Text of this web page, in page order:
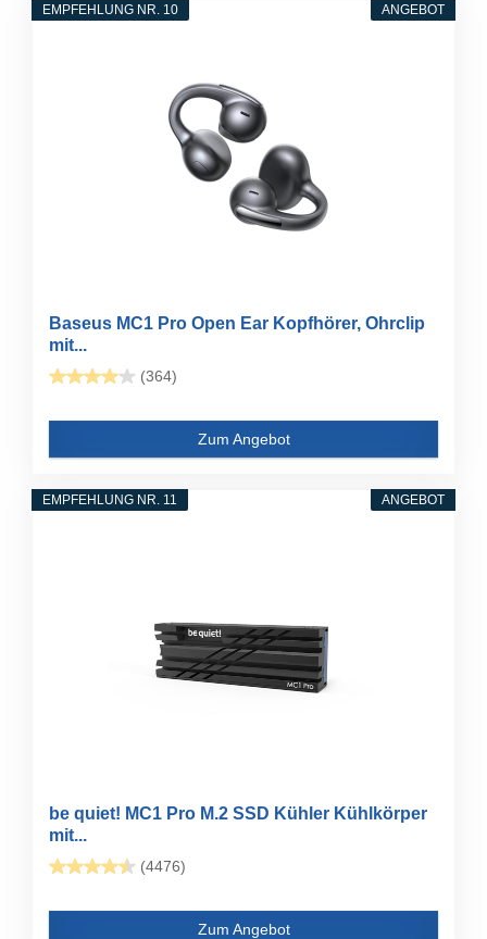
ANGEBOT
EMPFEHLUNG NR. 10
Baseus MC1 Pro Open Ear Kopfhörer, Ohrclip
mit...
(364)
Zum Angebot
ANGEBOT
EMPFEHLUNG NR. 11
be quiet! MC1 Pro M.2 SSD Kühler Kühlkörper
mit...
(4476)
Zum Angebot